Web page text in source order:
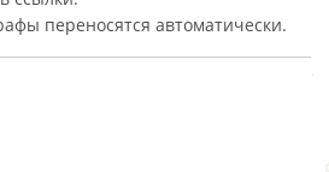
переносятся автоматически.